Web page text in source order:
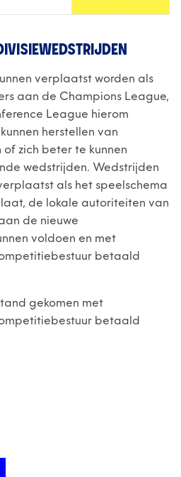
verplaatst worden als
aan de Champions League,
League hierom
herstellen van
zich beter te kunnen
wedstrijden. Wedstrijden
als het speelschema
de lokale autoriteiten van
de nieuwe
voldoen en met
betaald
gekomen met
betaald